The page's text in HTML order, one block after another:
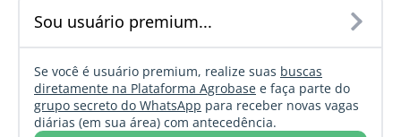
Sou usuário premium...
Se você é usuário premium, realize suas buscas
diretamente na Plataforma Agrobase e faça parte do
grupo secreto do WhatsApp para receber novas vagas
diárias (em sua área) com antecedência.